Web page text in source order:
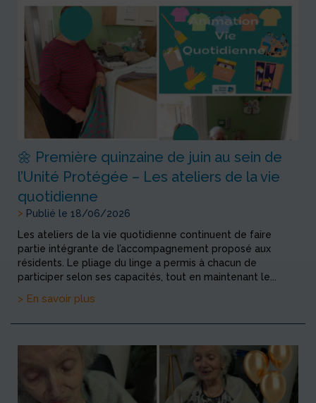
🌼 Première quinzaine de juin au sein de
l’Unité Protégée – Les ateliers de la vie
quotidienne
> Publié le 18/06/2026
Les ateliers de la vie quotidienne continuent de faire
partie intégrante de l’accompagnement proposé aux
résidents. Le pliage du linge a permis à chacun de
participer selon ses capacités, tout en maintenant le...
> En savoir plus